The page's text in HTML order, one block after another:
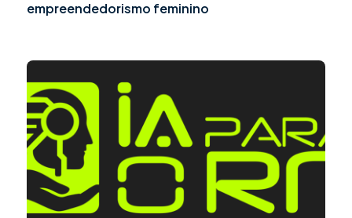
empreendedorismo feminino